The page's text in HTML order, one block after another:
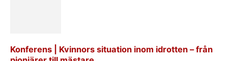
Konferens | Kvinnors situation inom idrotten – från